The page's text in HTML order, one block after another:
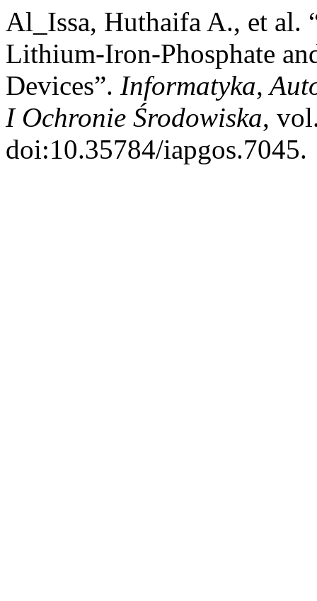
Al_Issa, Huthaifa A., et al.
Lithium-Iron-Phosphate
Devices”. Informatyka,
I Ochronie Środowiska,
doi:10.35784/iapgos.7045.